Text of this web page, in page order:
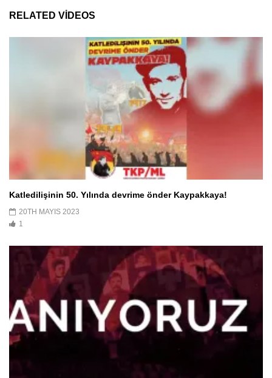
RELATED VIDEOS
Katledilişinin 50. Yılında devrime önder Kaypakkaya!
20TH MAYIS 2023
1